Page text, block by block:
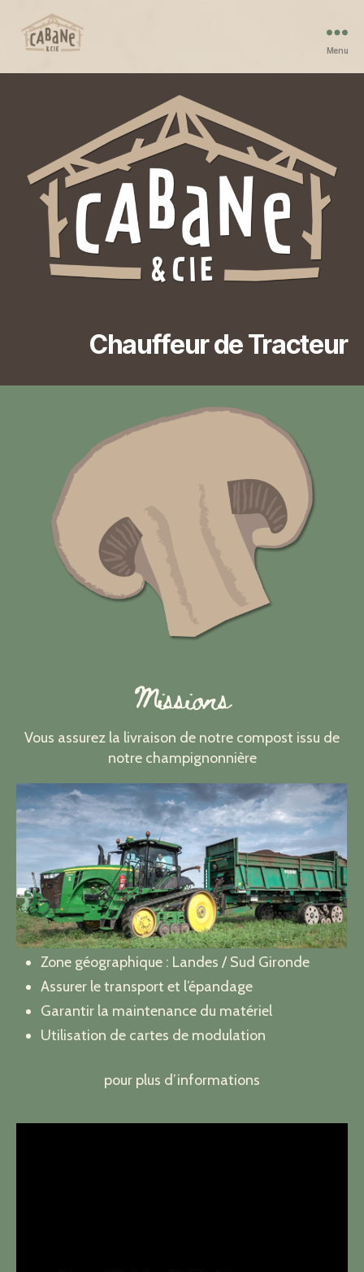
Menu
Chauffeur de Tracteur
Missions
Vous assurez la livraison de notre compost issu de
notre champignonnière
Zone géographique : Landes / Sud Gironde
Assurer le transport et l’épandage
Garantir la maintenance du matériel
Utilisation de cartes de modulation
pour plus d’informations